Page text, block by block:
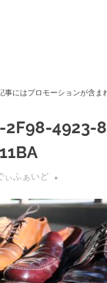
にはプロモーションが含ま
2F98-4923-
ぃふぁいど